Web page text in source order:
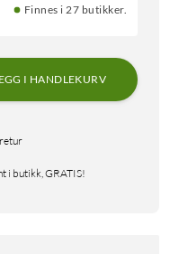
Finnes i 27 butikker.
I HANDLEKURV
i butikk, GRATIS!